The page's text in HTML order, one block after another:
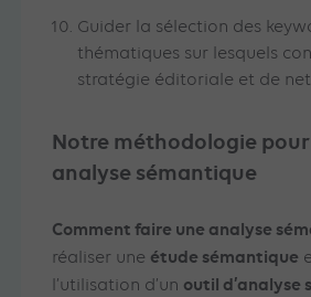
Guider la sélection des
thématiques sur lesquels
stratégie éditoriale et de
Notre méthodologie
analyse sémantique
Comment faire une analyse
réaliser une étude sémantique
l’utilisation d’un outil d’analyse